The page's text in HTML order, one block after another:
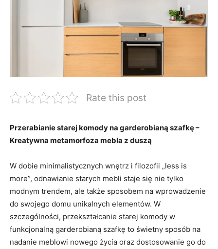
Rate this post
Przerabianie starej komody na garderobianą szafkę –
Kreatywna metamorfoza mebla z duszą
W dobie minimalistycznych wnętrz i filozofii „less is
more”, odnawianie starych mebli staje się nie tylko
modnym trendem, ale także sposobem na wprowadzenie
do swojego domu unikalnych elementów. W
szczególności, przekształcanie starej komody w
funkcjonalną garderobianą szafkę to świetny sposób na
nadanie meblowi nowego życia oraz dostosowanie go do